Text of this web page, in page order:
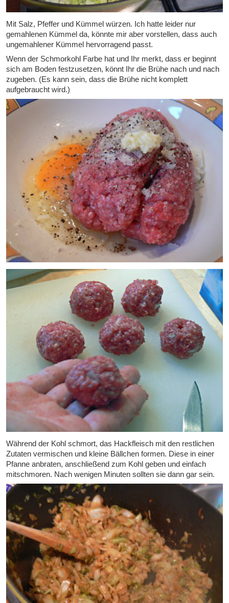
Mit Salz, Pfeffer und Kümmel würzen. Ich hatte leider nur
gemahlenen Kümmel da, könnte mir aber vorstellen, dass auch
ungemahlener Kümmel hervorragend passt.
Wenn der Schmorkohl Farbe hat und Ihr merkt, dass er beginnt
sich am Boden festzusetzen, könnt Ihr die Brühe nach und nach
zugeben. (Es kann sein, dass die Brühe nicht komplett
aufgebraucht wird.)
Während der Kohl schmort, das Hackfleisch mit den restlichen
Zutaten vermischen und kleine Bällchen formen. Diese in einer
Pfanne anbraten, anschließend zum Kohl geben und einfach
mitschmoren. Nach wenigen Minuten sollten sie dann gar sein.